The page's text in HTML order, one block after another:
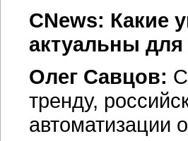
CNews: Какие
актуальны
Олег Савцов:
тренду,
автоматизации